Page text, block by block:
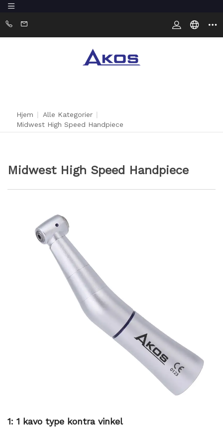
Hjem Alle Kategorier
Midwest High Speed ​​Handpiece
Midwest High Speed ​​Handpiece
1: 1 kavo type kontra vinkel